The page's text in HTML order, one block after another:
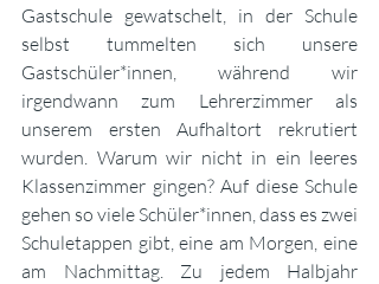
Gastschule gewatschelt, in der Schule
selbst tummelten sich unsere
Gastschüler*innen, während wir
irgendwann zum Lehrerzimmer als
unserem ersten Aufhaltort rekrutiert
wurden. Warum wir nicht in ein leeres
Klassenzimmer gingen? Auf diese Schule
gehen so viele Schüler*innen, dass es zwei
Schuletappen gibt, eine am Morgen, eine
am Nachmittag. Zu jedem Halbjahr